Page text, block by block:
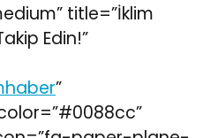
title=”İklim
Edin!”
”